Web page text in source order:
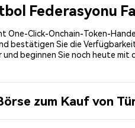
Federasyonu
One-Click-Onchain-Token-
bestätigen Sie die
und beginnen Sie noch heute
zum Kauf von